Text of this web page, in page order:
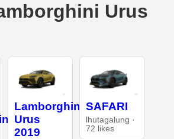
Urus
Lamborghini
Urus
2019
SAFARI
lhutagalung ·
72 likes